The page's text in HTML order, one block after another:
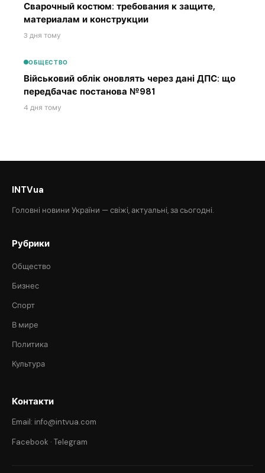
Сварочный костюм: требования к защите,
материалам и конструкции
3 дня тому
ОБЩЕСТВО
Військовий облік оновлять через дані ДПС: що
передбачає постанова №981
4 дня тому
INTVua
Головні новини України — свіжі, актуальні, за сьогодні.
Рубрики
Общество
Бизнес
Спорт
В мире
Политика
Культура
Контакти
Email: info@intvua.com
Facebook · Telegram